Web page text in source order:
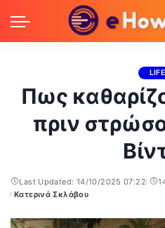
LIFE
Πως
πριν
Last Updated: 14/10/2025 07:22
Posted
Κατερινά Σκλάβου